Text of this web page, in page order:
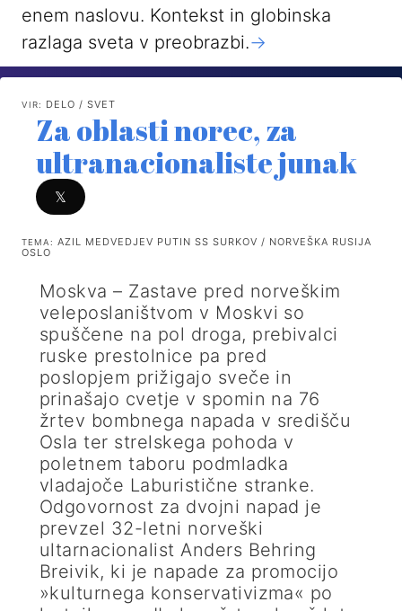
enem naslovu. Kontekst in globinska
razlaga sveta v preobrazbi.->
VIR: DELO / SVET
Za oblasti norec, za
ultranacionaliste junak
𝕏
TEMA: AZIL MEDVEDJEV PUTIN SS SURKOV / NORVEŠKA RUSIJA
OSLO
Moskva – Zastave pred norveškim
veleposlaništvom v Moskvi so
spuščene na pol droga, prebivalci
ruske prestolnice pa pred
poslopjem prižigajo sveče in
prinašajo cvetje v spomin na 76
žrtev bombnega napada v središču
Osla ter strelskega pohoda v
poletnem taboru podmladka
vladajoče Laburistične stranke.
Odgovornost za dvojni napad je
prevzel 32-letni norveški
ultarnacionalist Anders Behring
Breivik, ki je napade za promocijo
»kulturnega konservativizma« po